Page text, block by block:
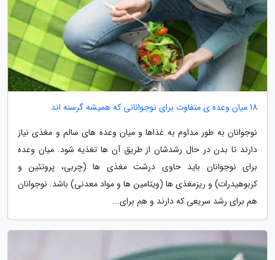
18 میان وعده ی متفاوت برای نوجوانانی که همیشه گرسنه اند
نوجوانان به طور مداوم به غذاها و میان وعده های سالم و مغذی نیاز
دارند تا بدن در حال رشدشان از طریق آن ها تغذیه شود. میان وعده
برای نوجوانان باید حاوی درشت مغذی ها (چربی، پروتئین و
کربوهیدرات) و ریزمغذی ها (ویتامین ها و مواد معدنی) باشد. نوجوانان
هم برای رشد سریعی که دارند و هم برای...